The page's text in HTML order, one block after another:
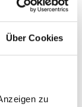
Über Cookies
zu
im
auch